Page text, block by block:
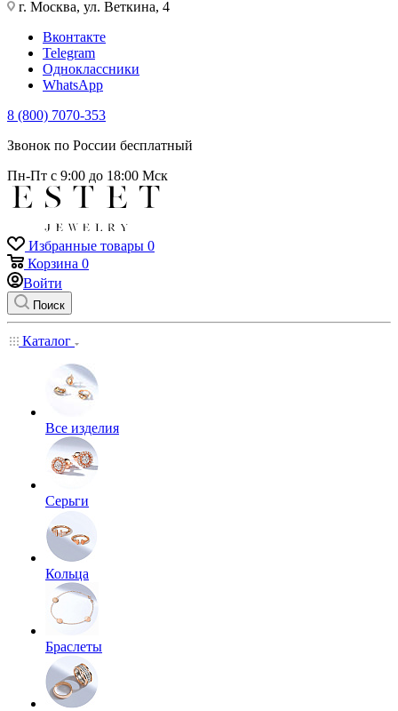
г. Москва, ул. Веткина, 4
Вконтакте
Telegram
Одноклассники
WhatsApp
8 (800) 7070-353
Звонок по России бесплатный
Пн-Пт с 9:00 до 18:00 Мск
Избранные товары 0
Корзина 0
Войти
Поиск
Каталог
Все изделия
Серьги
Кольца
Браслеты